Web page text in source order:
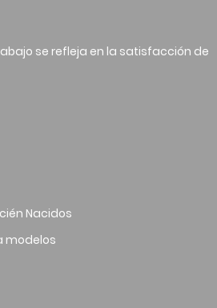
se refleja en la satisfacción de
Nacidos
modelos